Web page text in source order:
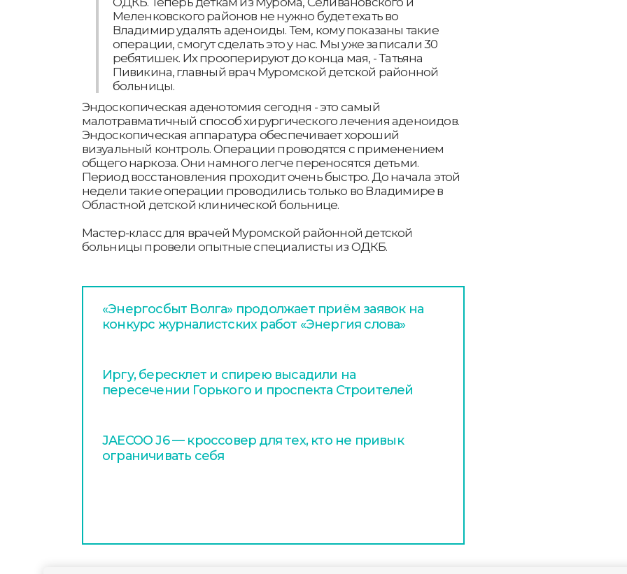
Меленковского районов не нужно будет ехать во
Владимир удалять аденоиды. Тем, кому показаны такие
операции, смогут сделать это у нас. Мы уже записали 30
ребятишек. Их прооперируют до конца мая, - Татьяна
Пивикина, главный врач Муромской детской районной
больницы.
Эндоскопическая аденотомия сегодня - это самый
малотравматичный способ хирургического лечения аденоидов.
Эндоскопическая аппаратура обеспечивает хороший
визуальный контроль. Операции проводятся с применением
общего наркоза. Они намного легче переносятся детьми.
Период восстановления проходит очень быстро. До начала этой
недели такие операции проводились только во Владимире в
Областной детской клинической больнице.
Мастер-класс для врачей Муромской районной детской
больницы провели опытные специалисты из ОДКБ.
«Энергосбыт Волга» продолжает приём заявок на
конкурс журналистских работ «Энергия слова»
Иргу, бересклет и спирею высадили на
пересечении Горького и проспекта Строителей
JAECOO J6 — кроссовер для тех, кто не привык
ограничивать себя